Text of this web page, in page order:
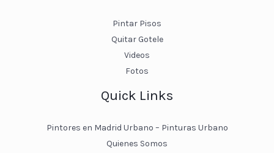
Pintar Pisos
Quitar Gotele
Videos
Fotos
Quick Links
Pintores en Madrid Urbano – Pinturas Urbano
Quienes Somos